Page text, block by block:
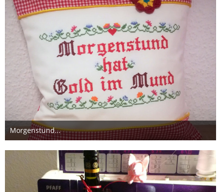
Morgenstund...
11. Januar 2020